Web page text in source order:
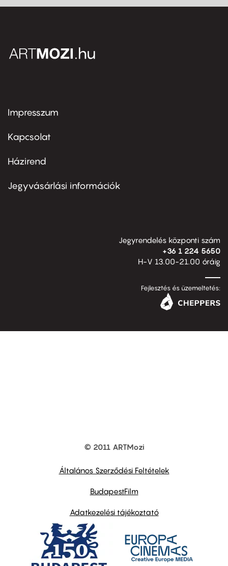
Footer
first
Impresszum
Kapcsolat
Footer
second
Házirend
Jegyvásárlási információk
Jegyrendelés központi szám
+36 1 224 5650
H-V 13.00-21.00 óráig
Fejlesztés és üzemeltetés:
© 2011 ARTMozi
Általános Szerződési Feltételek
BudapestFilm
Adatkezelési tájékoztató